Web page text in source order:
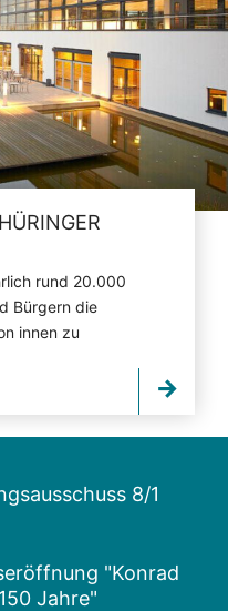
rund 20.000
Bürgern die
innen zu
8/1
"Konrad
Jahre"